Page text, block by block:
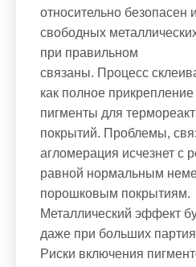
относительно безопасен
свободных
при правильном
связаны. Процесс
как полное
пигменты для
покрытий. Проблемы,
агломерация исчезнет с
равной нормальным
порошковым покрытиям.
Металлический эффект
даже при больших
Риски включения